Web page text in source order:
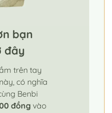
bạn
đây
trên tay
có nghĩa
Benbi
đồng vào